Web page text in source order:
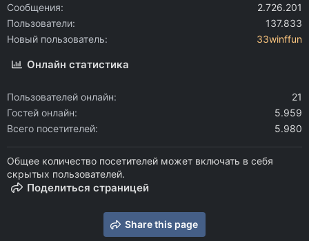
Сообщения
2.726.201
Пользователи
137.833
Новый пользователь
33winffun
Онлайн статистика
Пользователей онлайн
21
Гостей онлайн
5.959
Всего посетителей
5.980
Общее количество посетителей может включать в себя
скрытых пользователей.
Поделиться страницей
Share this page